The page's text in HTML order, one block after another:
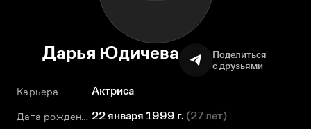
Дарья Юдичева
Поделиться
с друзьями
Карьера Актриса
Дата рождения 22 января 1999 г. (27 лет)